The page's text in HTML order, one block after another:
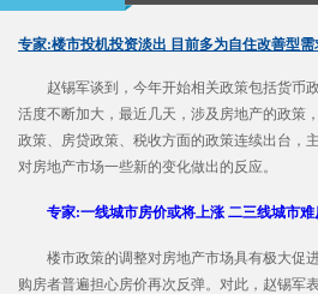
专家:楼市投机投资淡出 目前多为自住改善型需
赵锡军谈到，今年开始相关政策包括货币
活度不断加大，最近几天，涉及房地产的政策
政策、房贷政策、税收方面的政策连续出台，
对房地产市场一些新的变化做出的反应。
专家:一线城市房价或将上涨 二三线城市难
楼市政策的调整对房地产市场具有极大促
购房者普遍担心房价再次反弹。对此，赵锡军